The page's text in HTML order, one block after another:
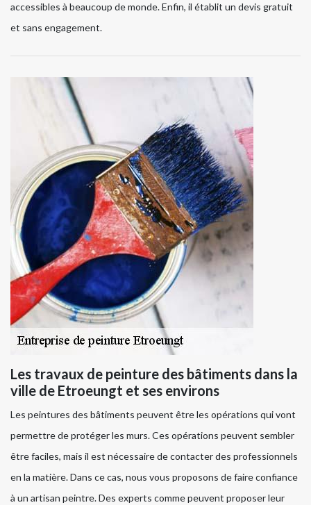
accessibles à beaucoup de monde. Enfin, il établit un devis gratuit
et sans engagement.
Les travaux de peinture des bâtiments dans la
ville de Etroeungt et ses environs
Les peintures des bâtiments peuvent être les opérations qui vont
permettre de protéger les murs. Ces opérations peuvent sembler
être faciles, mais il est nécessaire de contacter des professionnels
en la matière. Dans ce cas, nous vous proposons de faire confiance
à un artisan peintre. Des experts comme peuvent proposer leur